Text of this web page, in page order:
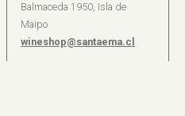
Balmaceda 1950, Isla de
Maipo
wineshop@santaema.cl